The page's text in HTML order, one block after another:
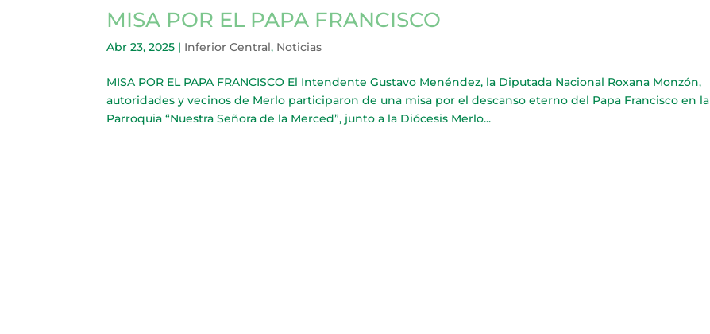
MISA POR EL PAPA FRANCISCO
Abr 23, 2025 | Inferior Central, Noticias
MISA POR EL PAPA FRANCISCO El Intendente Gustavo Menéndez, la Diputada Nacional Roxana Monzón,
autoridades y vecinos de Merlo participaron de una misa por el descanso eterno del Papa Francisco en la
Parroquia “Nuestra Señora de la Merced”, junto a la Diócesis Merlo...